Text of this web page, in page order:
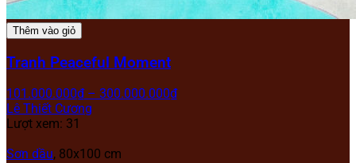
Thêm vào giỏ
Tranh Peaceful Moment
101.000.000₫ – 300.000.000₫
Lê Thiết Cương
Lượt xem: 31
Sơn dầu, 80x100 cm